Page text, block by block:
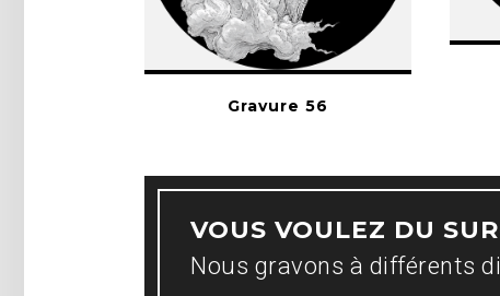
Gravure 56
VOUS VOULEZ DU
Nous gravons à différents